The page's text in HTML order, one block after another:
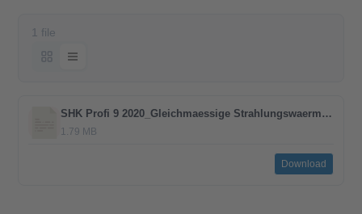
1 file
SHK Profi 9 2020_Gleichmaessige Strahlungswaerme.pdf
1.79 MB
Download